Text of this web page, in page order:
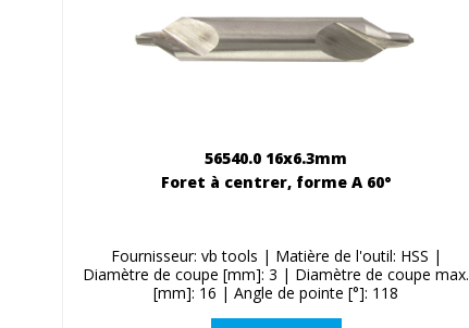
56540.0 16x6.3mm
Foret à centrer, forme A 60°
Fournisseur: vb tools | Matière de l'outil: HSS |
Diamètre de coupe [mm]: 3 | Diamètre de coupe max.
[mm]: 16 | Angle de pointe [°]: 118